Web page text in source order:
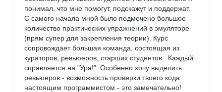
понимал, что мне помогут, подскажут и поддержат.
С самого начала мной было подмечено большое
количество практических упражнений в эмуляторе
(прям супер для закрепления теории). Курс
сопровождает большая команда, состоящая из
кураторов, ревьюеров, старших студентов.. Каждый
справляется на "Ура!". Особенно хочу выделить
ревьюеров - возможность проверки твоего кода
настоящим программистом - это замечательно!